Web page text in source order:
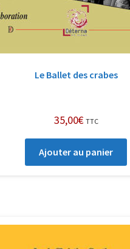
Le Ballet des crabes
35,00€ TTC
Ajouter au panier